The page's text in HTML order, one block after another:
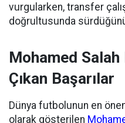
vurgularken, transfer
doğrultusunda
Mohamed
Çıkan Başarılar
Dünya futbolunun en
olarak gösterilen